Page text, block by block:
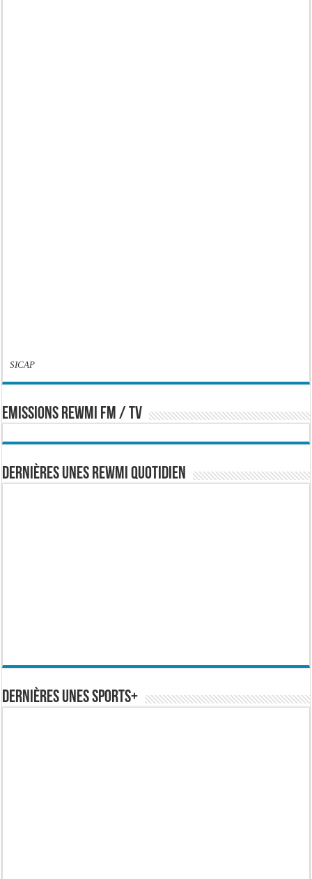
SICAP
EMISSIONS REWMI FM / TV
Dernières Unes Rewmi Quotidien
Dernières Unes Sports+